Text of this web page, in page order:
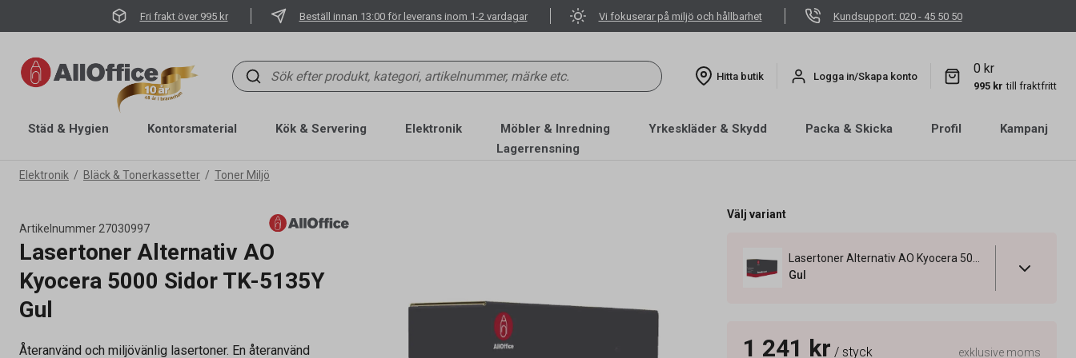
Fri frakt över 995 kr Beställ innan 13:00 för leverans inom 1-2 vardagar Vi fokuserar på miljö och hållbarhet Kundsupport: 020 - 45 50 50
Hitta butik Logga in/Skapa konto
0 kr
995 kr till fraktfritt
Städ & Hygien Kontorsmaterial Kök & Servering Elektronik Möbler & Inredning Yrkeskläder & Skydd Packa & Skicka Profil
Kampanj
Lagerrensning
Elektronik Bläck & Tonerkassetter Toner Miljö
Artikelnummer 27030997
Lasertoner Alternativ AO
Kyocera 5000 Sidor TK-5135Y
Gul
Återanvänd och miljövänlig lasertoner. En återanvänd
Välj variant
Gul
1 241 kr / styck exklusive moms